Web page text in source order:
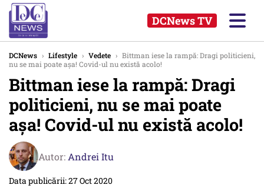
DCNews TV
DCNews › Lifestyle › Vedete › Bittman iese la rampă: Dragi politicieni,
nu se mai poate așa! Covid-ul nu există acolo!
Bittman iese la rampă: Dragi
politicieni, nu se mai poate
așa! Covid-ul nu există acolo!
Autor: Andrei Itu
Data publicării: 27 Oct 2020